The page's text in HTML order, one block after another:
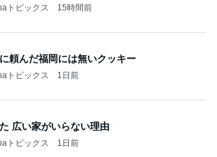
トピックス 15時間前
頼んだ福岡には無いクッキー
トピックス 1日前
広い家がいらない理由
トピックス 1日前